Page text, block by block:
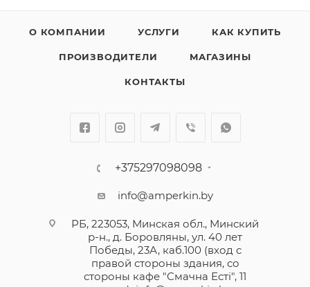
О КОМПАНИИ УСЛУГИ КАК КУПИТЬ
ПРОИЗВОДИТЕЛИ МАГАЗИНЫ
КОНТАКТЫ
+375297098098
info@amperkin.by
РБ, 223053, Минская обл., Минский
р-н., д. Боровляны, ул. 40 лет
Победы, 23А, каб.100 (вход с
правой стороны здания, со
стороны кафе "Смачна Естi", 11